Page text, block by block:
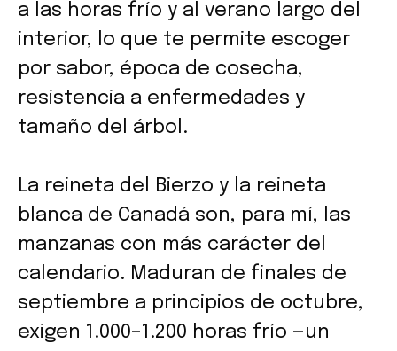
a las horas frío y al verano largo del
interior, lo que te permite escoger
por sabor, época de cosecha,
resistencia a enfermedades y
tamaño del árbol.
La reineta del Bierzo y la reineta
blanca de Canadá son, para mí, las
manzanas con más carácter del
calendario. Maduran de finales de
septiembre a principios de octubre,
exigen 1.000–1.200 horas frío —un